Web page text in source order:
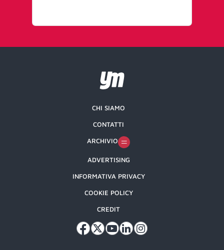
CHI SIAMO
CONTATTI
ARCHIVIO
ADVERTISING
INFORMATIVA PRIVACY
COOKIE POLICY
CREDIT